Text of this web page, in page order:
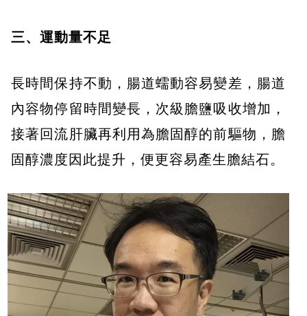
三、運動量不足
長時間保持不動，腸道蠕動容易變差，腸道
內容物停留時間變長，次級膽鹽吸收增加，
接著回流肝臟再利用為膽固醇的前驅物，膽
固醇濃度因此提升，便更容易產生膽結石。